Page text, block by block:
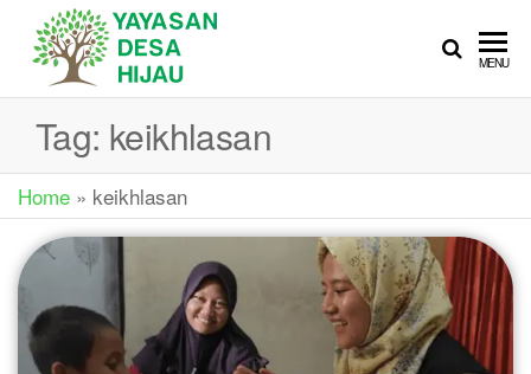
DESA
HIJAU
MENU
Tag: keikhlasan
Home » keikhlasan